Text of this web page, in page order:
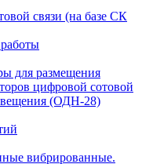
связи (на базе СК
для размещения
цифровой сотовой
(ОДН-28)
вибрированные.